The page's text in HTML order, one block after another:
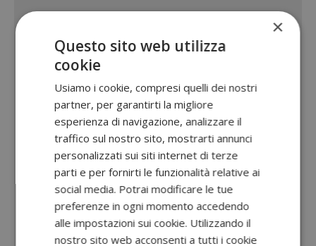
×
Questo sito web utilizza
cookie
Usiamo i cookie, compresi quelli dei nostri
partner, per garantirti la migliore
esperienza di navigazione, analizzare il
traffico sul nostro sito, mostrarti annunci
personalizzati sui siti internet di terze
parti e per fornirti le funzionalità relative ai
social media. Potrai modificare le tue
preferenze in ogni momento accedendo
alle impostazioni sui cookie. Utilizzando il
nostro sito web acconsenti a tutti i cookie